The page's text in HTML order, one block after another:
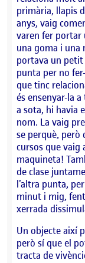
primària, llapis
anys, vaig
varen fer portar
una goma i una
portava un petit
punta per no
que tinc
és ensenyar-la
a sota, hi havia
nom. La vaig
se perquè, però
cursos que vaig
maquineta!
de clase
l’altra punta,
minut i mig,
xerrada
Un objecte així
però sí que el
tracta de